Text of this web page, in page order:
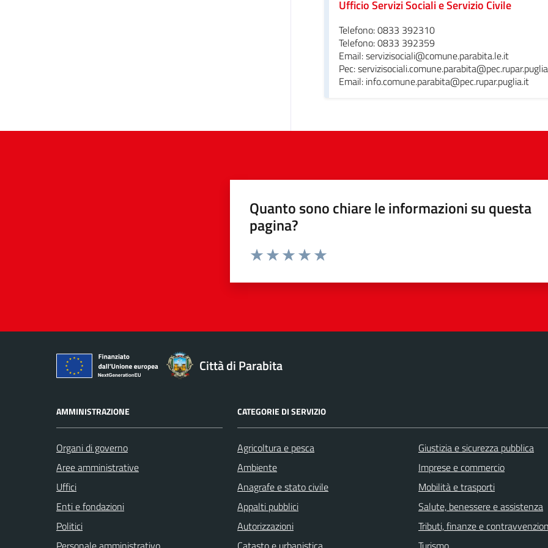
Ufficio Servizi Sociali e Servizio Civile
Telefono: 0833 392310
Telefono: 0833 392359
Email: servizisociali@comune.parabita.le.it
Pec:
Email: info.comune.parabita@pec.rupar.puglia.it
Quanto sono chiare le informazioni su questa
pagina?
Valuta da 1 a 5 stelle la pagina
Città di Parabita
AMMINISTRAZIONE
Organi di governo
Aree amministrative
Uffici
Enti e fondazioni
Politici
CATEGORIE DI SERVIZIO
Agricoltura e pesca
Ambiente
Anagrafe e stato civile
Appalti pubblici
Autorizzazioni
Giustizia e sicurezza pubblica
Imprese e commercio
Mobilità e trasporti
Salute, benessere e assistenza
Tributi, finanze e